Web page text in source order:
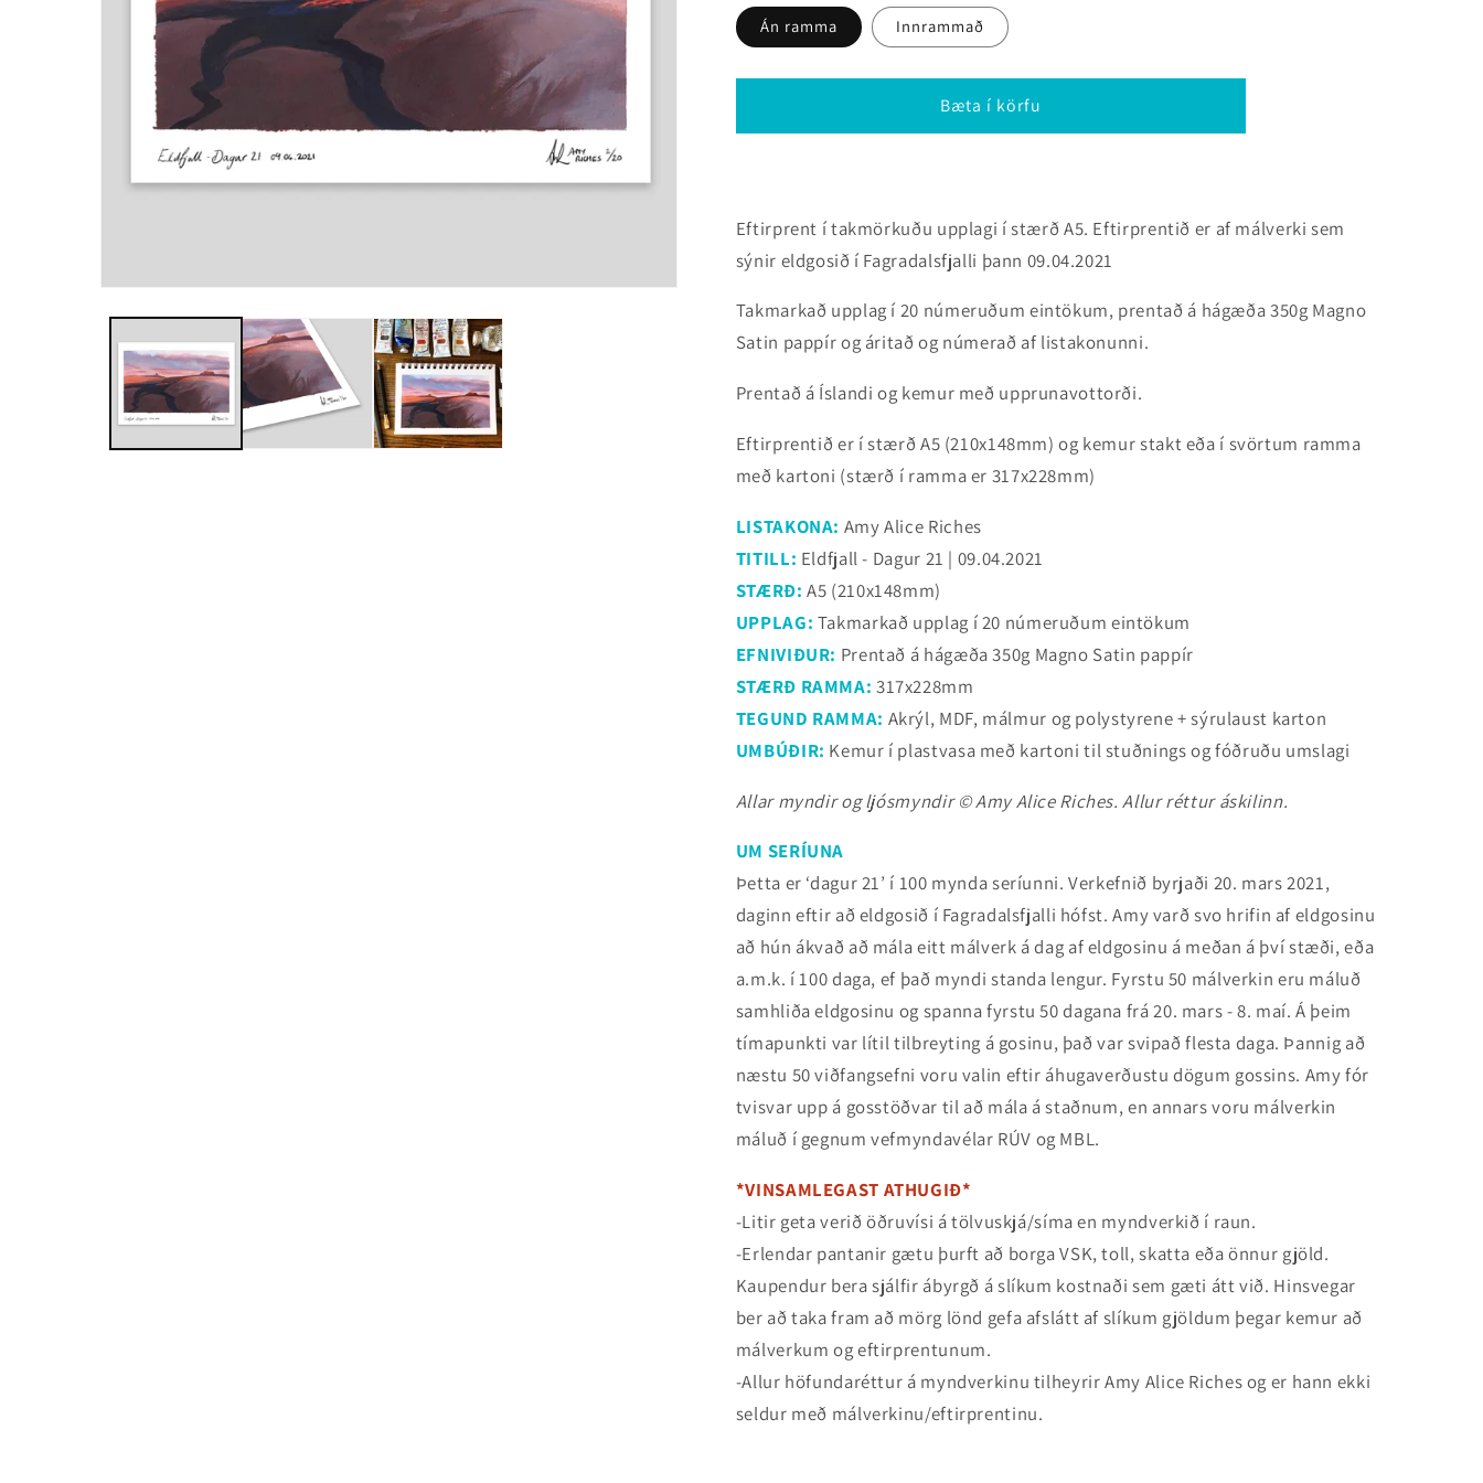
Án ramma Innrammað
Bæta í körfu
Eftirprent í takmörkuðu upplagi í stærð A5. Eftirprentið er af málverki sem
sýnir eldgosið í Fagradalsfjalli þann 09.04.2021
Takmarkað upplag í 20 númeruðum eintökum, prentað á hágæða 350g Magno
Satin pappír og áritað og númerað af listakonunni.
Prentað á Íslandi og kemur með upprunavottorði.
Eftirprentið er í stærð A5 (210x148mm) og kemur stakt eða í svörtum ramma
með kartoni (stærð í ramma er 317x228mm)
LISTAKONA: Amy Alice Riches
TITILL: Eldfjall - Dagur 21 | 09.04.2021
STÆRÐ: A5 (210x148mm)
UPPLAG: Takmarkað upplag í 20 númeruðum eintökum
EFNIVIÐUR: Prentað á hágæða 350g Magno Satin pappír
STÆRÐ RAMMA: 317x228mm
TEGUND RAMMA: Akrýl, MDF, málmur og polystyrene + sýrulaust karton
UMBÚÐIR: Kemur í plastvasa með kartoni til stuðnings og fóðruðu umslagi
Allar myndir og ljósmyndir © Amy Alice Riches. Allur réttur áskilinn.
UM SERÍUNA
Þetta er ‘dagur 21’ í 100 mynda seríunni. Verkefnið byrjaði 20. mars 2021,
daginn eftir að eldgosið í Fagradalsfjalli hófst. Amy varð svo hrifin af eldgosinu
að hún ákvað að mála eitt málverk á dag af eldgosinu á meðan á því stæði, eða
a.m.k. í 100 daga, ef það myndi standa lengur. Fyrstu 50 málverkin eru máluð
samhliða eldgosinu og spanna fyrstu 50 dagana frá 20. mars - 8. maí. Á þeim
tímapunkti var lítil tilbreyting á gosinu, það var svipað flesta daga. Þannig að
næstu 50 viðfangsefni voru valin eftir áhugaverðustu dögum gossins. Amy fór
tvisvar upp á gosstöðvar til að mála á staðnum, en annars voru málverkin
máluð í gegnum vefmyndavélar RÚV og MBL.
*VINSAMLEGAST ATHUGIÐ*
-Litir geta verið öðruvísi á tölvuskjá/síma en myndverkið í raun.
-Erlendar pantanir gætu þurft að borga VSK, toll, skatta eða önnur gjöld.
Kaupendur bera sjálfir ábyrgð á slíkum kostnaði sem gæti átt við. Hinsvegar
ber að taka fram að mörg lönd gefa afslátt af slíkum gjöldum þegar kemur að
málverkum og eftirprentunum.
-Allur höfundaréttur á myndverkinu tilheyrir Amy Alice Riches og er hann ekki
seldur með málverkinu/eftirprentinu.